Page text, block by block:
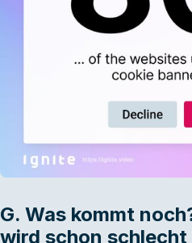
G. Was kommt
wird schon